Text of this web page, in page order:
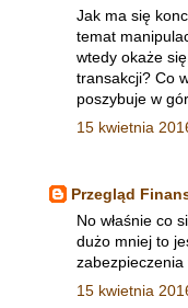
Jak ma się
temat
wtedy okaże
transakcji? Co
poszybuje w
15 kwietnia
Przegląd
No właśnie co
dużo mniej to
15 kwietnia